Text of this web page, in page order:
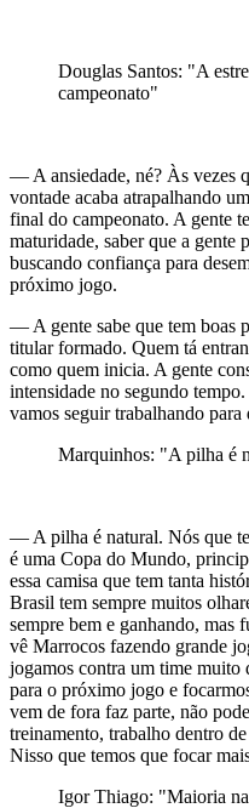
Douglas Santos: "A
campeonato"
— A ansiedade, né? Às vezes
vontade acaba atrapalhando
final do campeonato. A gente
maturidade, saber que a gente
buscando confiança para
próximo jogo.
— A gente sabe que tem boas
titular formado. Quem tá
como quem inicia. A gente
intensidade no segundo
vamos seguir trabalhando
Marquinhos: "A pilha é
— A pilha é natural. Nós que
é uma Copa do Mundo,
essa camisa que tem tanta
Brasil tem sempre muitos
sempre bem e ganhando, mas
vê Marrocos fazendo grande
jogamos contra um time muito
para o próximo jogo e
vem de fora faz parte, não
treinamento, trabalho dentro
Nisso que temos que focar
Igor Thiago: "Maioria